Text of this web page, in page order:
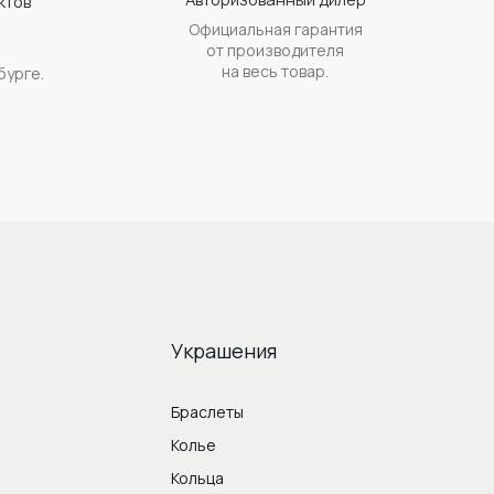
Официальная гарантия
от производителя
на весь товар.
Украшения
Браслеты
Колье
Кольца